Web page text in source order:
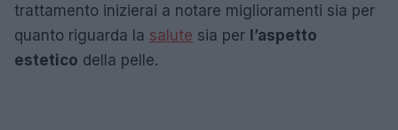
trattamento inizierai a notare miglioramenti sia per
quanto riguarda la salute sia per l’aspetto
estetico della pelle.